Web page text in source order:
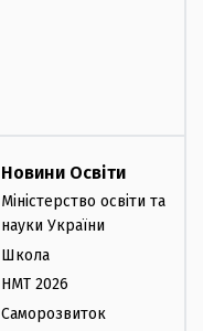
Новини Освіти
Міністерство освіти та
науки України
Школа
НМТ 2026
Саморозвиток